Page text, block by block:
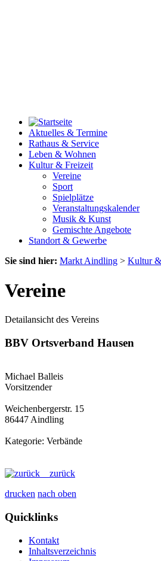
Aktuelles & Termine
Rathaus & Service
Leben & Wohnen
Kultur & Freizeit
Vereine
Sport
Spielplätze
Veranstaltungskalender
Musik & Kunst
Gemischte Angebote
Standort & Gewerbe
Sie sind hier: Markt Aindling > Kultur
Vereine
Detailansicht des Vereins
BBV Ortsverband Hausen
Michael Balleis
Vorsitzender
Weichenbergerstr. 15
86447 Aindling
Kategorie: Verbände
zurück
drucken nach oben
Quicklinks
Kontakt
Inhaltsverzeichnis